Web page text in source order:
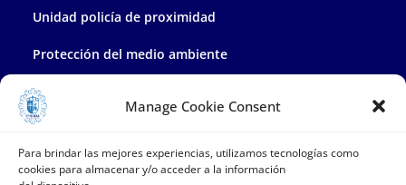
Manage Cookie Consent
Para brindar las mejores experiencias, utilizamos tecnologías como
cookies para almacenar y/o acceder a la información
Unidad policía de proximidad
Protección del medio ambiente
Policía administrativa